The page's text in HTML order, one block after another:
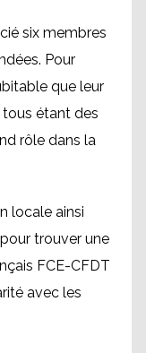
six membres
Pour
que leur
étant des
rôle dans la
locale ainsi
trouver une
FCE-CFDT
avec les